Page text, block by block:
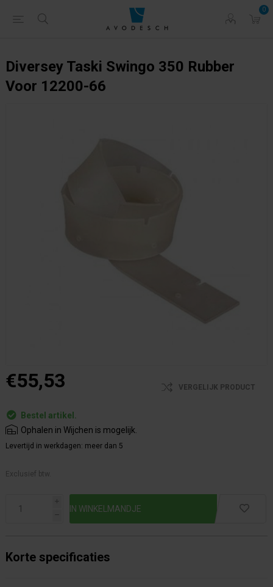
0
Diversey Taski Swingo 350 Rubber
Voor 12200-66
€55,53 VERGELIJK PRODUCT
Bestel artikel.
Ophalen in Wijchen is mogelijk.
Levertijd in werkdagen: meer dan 5
Exclusief btw.
i
h
Korte specificaties